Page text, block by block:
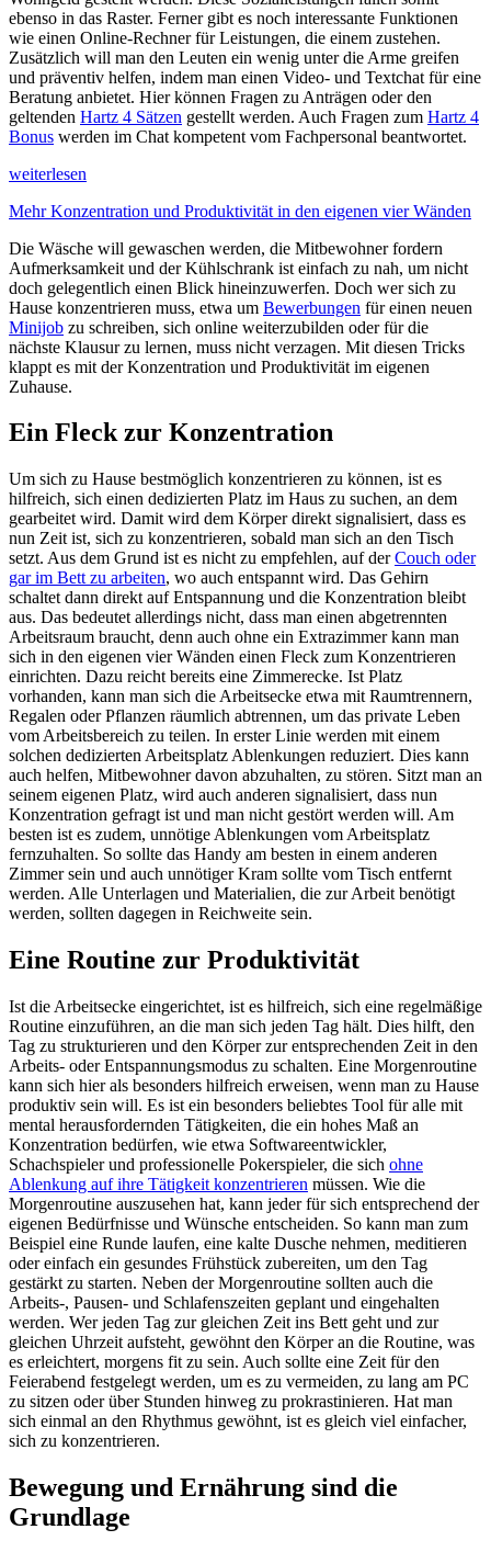
ebenso in das Raster. Ferner gibt es noch interessante Funktionen
wie einen Online-Rechner für Leistungen, die einem zustehen.
Zusätzlich will man den Leuten ein wenig unter die Arme greifen
und präventiv helfen, indem man einen Video- und Textchat für eine
Beratung anbietet. Hier können Fragen zu Anträgen oder den
geltenden Hartz 4 Sätzen gestellt werden. Auch Fragen zum Hartz 4
Bonus werden im Chat kompetent vom Fachpersonal beantwortet.
weiterlesen
Mehr Konzentration und Produktivität in den eigenen vier Wänden
Die Wäsche will gewaschen werden, die Mitbewohner fordern
Aufmerksamkeit und der Kühlschrank ist einfach zu nah, um nicht
doch gelegentlich einen Blick hineinzuwerfen. Doch wer sich zu
Hause konzentrieren muss, etwa um Bewerbungen für einen neuen
Minijob zu schreiben, sich online weiterzubilden oder für die
nächste Klausur zu lernen, muss nicht verzagen. Mit diesen Tricks
klappt es mit der Konzentration und Produktivität im eigenen
Zuhause.
Ein Fleck zur Konzentration
Um sich zu Hause bestmöglich konzentrieren zu können, ist es
hilfreich, sich einen dedizierten Platz im Haus zu suchen, an dem
gearbeitet wird. Damit wird dem Körper direkt signalisiert, dass es
nun Zeit ist, sich zu konzentrieren, sobald man sich an den Tisch
setzt. Aus dem Grund ist es nicht zu empfehlen, auf derCouch oder
gar im Bett zu arbeiten, wo auch entspannt wird. Das Gehirn
schaltet dann direkt auf Entspannung und die Konzentration bleibt
aus. Das bedeutet allerdings nicht, dass man einen abgetrennten
Arbeitsraum braucht, denn auch ohne ein Extrazimmer kann man
sich in den eigenen vier Wänden einen Fleck zum Konzentrieren
einrichten. Dazu reicht bereits eine Zimmerecke. Ist Platz
vorhanden, kann man sich die Arbeitsecke etwa mit Raumtrennern,
Regalen oder Pflanzen räumlich abtrennen, um das private Leben
vom Arbeitsbereich zu teilen. In erster Linie werden mit einem
solchen dedizierten Arbeitsplatz Ablenkungen reduziert. Dies kann
auch helfen, Mitbewohner davon abzuhalten, zu stören. Sitzt man an
seinem eigenen Platz, wird auch anderen signalisiert, dass nun
Konzentration gefragt ist und man nicht gestört werden will. Am
besten ist es zudem, unnötige Ablenkungen vom Arbeitsplatz
fernzuhalten. So sollte das Handy am besten in einem anderen
Zimmer sein und auch unnötiger Kram sollte vom Tisch entfernt
werden. Alle Unterlagen und Materialien, die zur Arbeit benötigt
werden, sollten dagegen in Reichweite sein.
Eine Routine zur Produktivität
Ist die Arbeitsecke eingerichtet, ist es hilfreich, sich eine regelmäßige
Routine einzuführen, an die man sich jeden Tag hält. Dies hilft, den
Tag zu strukturieren und den Körper zur entsprechenden Zeit in den
Arbeits- oder Entspannungsmodus zu schalten. Eine Morgenroutine
kann sich hier als besonders hilfreich erweisen, wenn man zu Hause
produktiv sein will. Es ist ein besonders beliebtes Tool für alle mit
mental herausfordernden Tätigkeiten, die ein hohes Maß an
Konzentration bedürfen, wie etwa Softwareentwickler,
Schachspieler und professionelle Pokerspieler, die sich ohne
Ablenkung auf ihre Tätigkeit konzentrieren müssen. Wie die
Morgenroutine auszusehen hat, kann jeder für sich entsprechend der
eigenen Bedürfnisse und Wünsche entscheiden. So kann man zum
Beispiel eine Runde laufen, eine kalte Dusche nehmen, meditieren
oder einfach ein gesundes Frühstück zubereiten, um den Tag
gestärkt zu starten. Neben der Morgenroutine sollten auch die
Arbeits-, Pausen- und Schlafenszeiten geplant und eingehalten
werden. Wer jeden Tag zur gleichen Zeit ins Bett geht und zur
gleichen Uhrzeit aufsteht, gewöhnt den Körper an die Routine, was
es erleichtert, morgens fit zu sein. Auch sollte eine Zeit für den
Feierabend festgelegt werden, um es zu vermeiden, zu lang am PC
zu sitzen oder über Stunden hinweg zu prokrastinieren. Hat man
sich einmal an den Rhythmus gewöhnt, ist es gleich viel einfacher,
sich zu konzentrieren.
Bewegung und Ernährung sind die
Grundlage